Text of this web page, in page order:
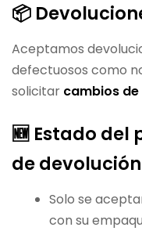
📦
Aceptamos
defectuosos como
solicitar cambios
🆕 Estado
de devolución
Solo se
con su